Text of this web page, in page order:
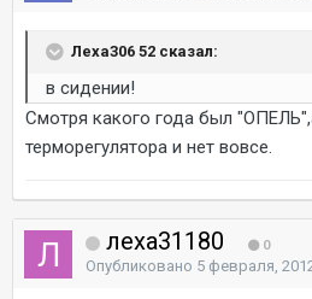
Леха306 52 сказал:
в сидении!
Смотря какого года был
терморегулятора и нет вовсе.
леха31180 0
Опубликовано 5 февраля,